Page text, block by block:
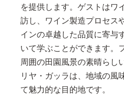
を提供します。ゲストはワ
訪し、ワイン製造プロセス
インの卓越した品質に寄与
いて学ぶことができます。
周囲の田園風景の素晴らし
リヤ・ガッラは、地域の風
て魅力的な目的地です。